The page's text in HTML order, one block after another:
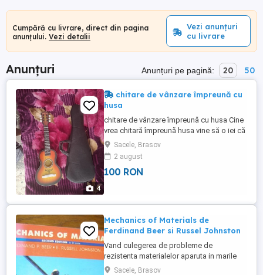
Cumpără cu livrare, direct din pagina
anunțului. Vezi detalii
Vezi anunțuri
cu livrare
Anunțuri Anunțuri pe pagină: 20 50
4
chitare de vânzare împreună cu
husa
chitare de vânzare împreună cu husa Cine
vrea chitară împreună husa vine să o iei că
eu nu am posibilitatea să vi o aduc
locuiesc în Săcele pe strada Viitorului
bl.24 sc.A ap.4 505600
Sacele, Brasov
2 august
100 RON
Mechanics of Materials de
Ferdinand Beer si Russel Johnston
Vand culegerea de probleme de
rezistenta materialelor aparuta in marile
centre universitare din SUA , Anglia ,
Sacele, Brasov